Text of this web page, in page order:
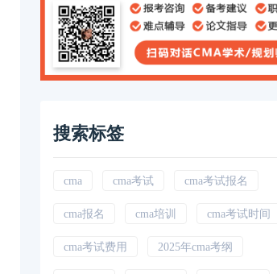
搜索标签
cma cma考试 cma考试报名
cma报名 cma培训 cma考试时间
cma考试费用 2025年cma考纲